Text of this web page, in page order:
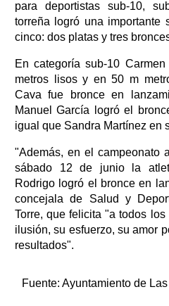
para deportistas sub-10,
torreña logró una importante
cinco: dos platas y tres
En categoría sub-10
metros lisos y en 50 m
Cava fue bronce en
Manuel García logró el
igual que Sandra Martínez en
"Además, en el campeonato
sábado 12 de junio la
Rodrigo logró el bronce en
concejala de Salud y
Torre, que felicita "a todos
ilusión, su esfuerzo, su amor
resultados".
Fuente: Ayuntamiento de